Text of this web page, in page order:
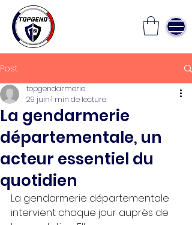
Post
La gendarmerie
départementale, un
acteur essentiel du
quotidien
topgendarmerie
29 juin1 min de lecture
La gendarmerie départementale
intervient chaque jour auprès de